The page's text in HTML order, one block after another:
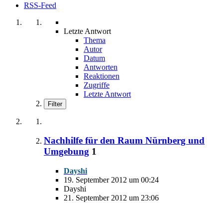
RSS-Feed
Letzte Antwort
Thema
Autor
Datum
Antworten
Reaktionen
Zugriffe
Letzte Antwort
Filter
Nachhilfe für den Raum Nürnberg und
Umgebung 1
Dayshi
19. September 2012 um 00:24
Dayshi
21. September 2012 um 23:06